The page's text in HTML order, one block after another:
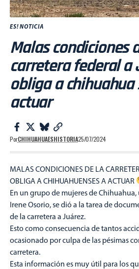
ES! NOTICIA
Malas condiciones
carretera federal a
obliga a chihuahua
actuar
PorCHIHUAHUAESHISTORIA25/07/2024
MALAS CONDICIONES DE LA
OBLIGA A CHIHUAHUENSES A ACTUAR
En un grupo de mujeres de
Irene Osorio, se dió a la tarea de
de la carretera a Juárez.
Esto como consecuencia de tantos
ocasionado por culpa de las pésimas
carretera.
Esta información es muy útil para los